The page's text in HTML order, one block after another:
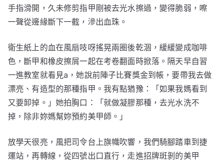
手指滑開，久未修剪指甲剛被去光水擦過，變得脆弱，嚓
一聲從邊緣斷下一截，滲出血珠。
衛生紙上的血在風扇吱呀搖晃兩圈後乾涸，緩緩變成咖啡
色，斷甲和橡皮擦屑一起在考卷翻面時掀落。隔天早自習
一進教室就看見a，她說前陣子比賽獎金到帳，要帶我去做
漂亮、有造型的那種指甲。我有點猶豫：「如果我媽看到
又要卸掉。」她拍胸口：「就做凝膠那種，去光水洗不
掉，除非妳媽幫妳預約美甲師。」
放學天很亮，風把司令台上旗幟吹響，我們騎腳踏車到捷
運站，再轉線，從四號出口直行，走進招牌斑剝的美甲